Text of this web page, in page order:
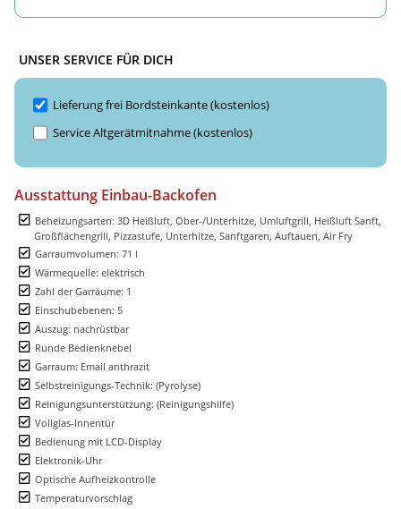
UNSER SERVICE FÜR DICH
Lieferung frei Bordsteinkante (kostenlos)
Service Altgerätmitnahme (kostenlos)
Ausstattung Einbau-Backofen
Beheizungsarten: 3D Heißluft, Ober-/Unterhitze, Umluftgrill, Heißluft Sanft,
Großflächengrill, Pizzastufe, Unterhitze, Sanftgaren, Auftauen, Air Fry
Garraumvolumen: 71 l
Wärmequelle: elektrisch
Zahl der Garräume: 1
Einschubebenen: 5
Auszug: nachrüstbar
Runde Bedienknebel
Garraum: Email anthrazit
Selbstreinigungs-Technik: (Pyrolyse)
Reinigungsunterstützung: (Reinigungshilfe)
Vollglas-Innentür
Bedienung mit LCD-Display
Elektronik-Uhr
Optische Aufheizkontrolle
Temperaturvorschlag